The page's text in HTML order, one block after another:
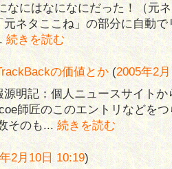
なにはなになにだった！（元
ネタここね」の部分に自動
続きを読む
の価値とか (2005年2
明記：個人ニュースサイト
師匠のこのエントリなどを
そのも... 続きを読む
2月10日 10:19)